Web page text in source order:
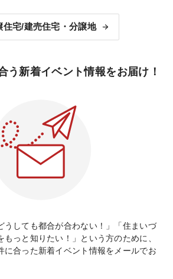
住宅/建売住宅・分譲地
う新着イベント情報をお届け！
うしても都合が合わない！」「住まいづ
もっと知りたい！」という方のために、
に合った新着イベント情報をメールでお